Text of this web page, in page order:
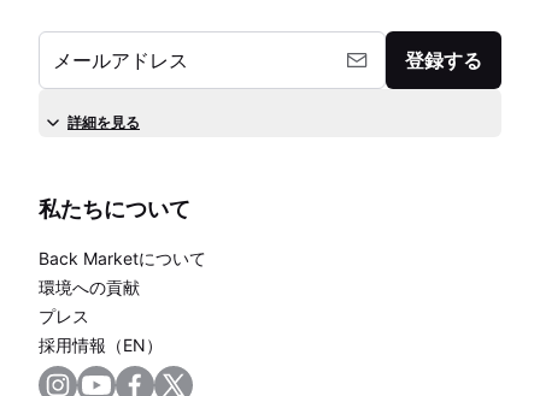
メールアドレス 登録する
詳細を見る
私たちについて
Back Marketについて
環境への貢献
プレス
採用情報（EN）